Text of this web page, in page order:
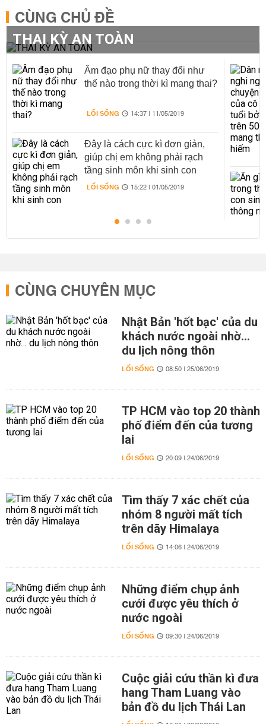
CÙNG CHỦ ĐỀ
THAI KỲ AN TOÀN
Âm đạo phụ nữ thay đổi như
thế nào trong thời kì mang thai?
LỐI SỐNG 14:37 | 11/05/2019
Đây là cách cực kì đơn giản,
giúp chị em không phải rạch
tầng sinh môn khi sinh con
LỐI SỐNG 15:22 | 01/05/2019
CÙNG CHUYÊN MỤC
Nhật Bản 'hốt bạc' của du
khách nước ngoài nhờ…
du lịch nông thôn
LỐI SỐNG 08:50 | 25/06/2019
TP HCM vào top 20 thành
phố điểm đến của tương
lai
LỐI SỐNG 20:09 | 24/06/2019
Tìm thấy 7 xác chết của
nhóm 8 người mất tích
trên dãy Himalaya
LỐI SỐNG 14:06 | 24/06/2019
Những điểm chụp ảnh
cưới được yêu thích ở
nước ngoài
LỐI SỐNG 09:30 | 24/06/2019
Cuộc giải cứu thần kì đưa
hang Tham Luang vào
bản đồ du lịch Thái Lan